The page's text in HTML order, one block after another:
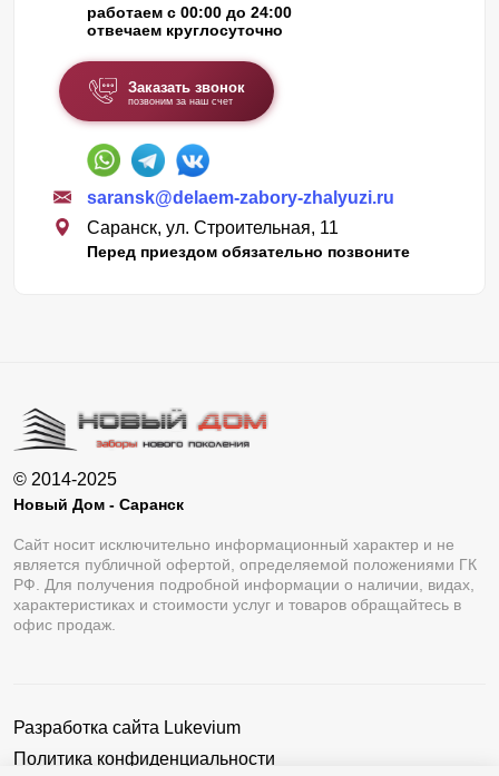
работаем с 00:00 до 24:00
отвечаем круглосуточно
Заказать звонок
позвоним за наш счет
saransk@delaem-zabory-zhalyuzi.ru
Саранск, ул. Строительная, 11
Перед приездом обязательно позвоните
© 2014-2025
Новый Дом - Саранск
Сайт носит исключительно информационный характер и не
является публичной офертой, определяемой положениями ГК
РФ. Для получения подробной информации о наличии, видах,
характеристиках и стоимости услуг и товаров обращайтесь в
офис продаж.
Разработка сайта Lukevium
Политика конфиденциальности